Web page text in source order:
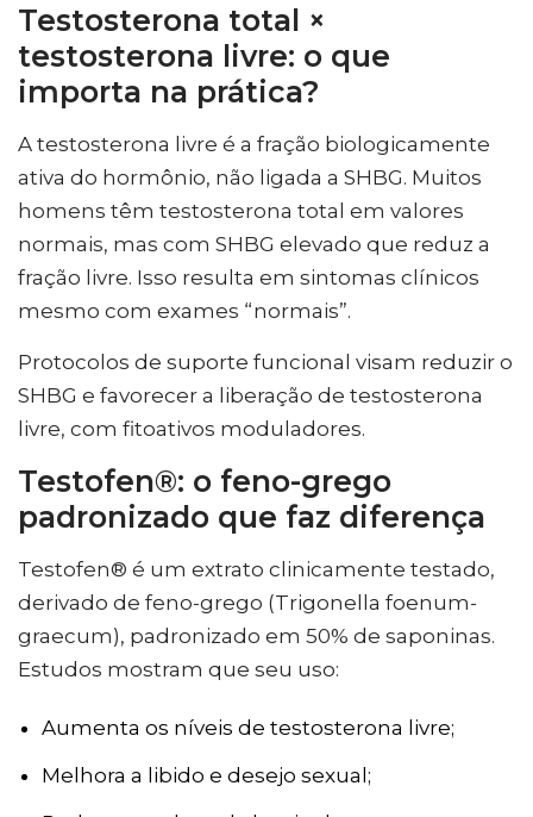
Testosterona total ×
testosterona livre: o que
importa na prática?
A testosterona livre é a fração biologicamente
ativa do hormônio, não ligada a SHBG. Muitos
homens têm testosterona total em valores
normais, mas com SHBG elevado que reduz a
fração livre. Isso resulta em sintomas clínicos
mesmo com exames “normais”.
Protocolos de suporte funcional visam reduzir o
SHBG e favorecer a liberação de testosterona
livre, com fitoativos moduladores.
Testofen®: o feno-grego
padronizado que faz diferença
Testofen® é um extrato clinicamente testado,
derivado de feno-grego (Trigonella foenum-
graecum), padronizado em 50% de saponinas.
Estudos mostram que seu uso:
Aumenta os níveis de testosterona livre;
Melhora a libido e desejo sexual;